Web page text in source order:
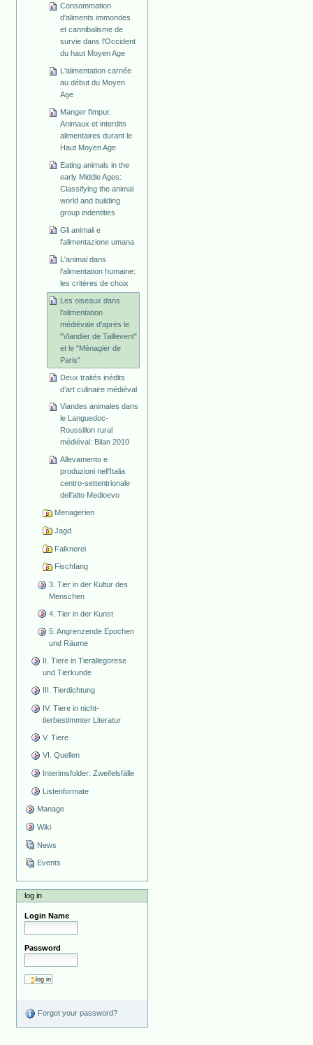
Consommation
d'aliments immondes
et cannibalisme de
survie dans l'Occident
du haut Moyen Age
L'alimentation carnée
au début du Moyen
Age
Manger l'impur.
Animaux et interdits
alimentaires durant le
Haut Moyen Age
Eating animals in the
early Middle Ages:
Classifying the animal
world and building
group indentities
Gli animali e
l'alimentazione umana
L'animal dans
l'alimentation humaine:
les critères de choix
Les oiseaux dans
l'alimentation
médiévale d'après le
"Viandier de Taillevent"
et le "Ménagier de
Paris"
Deux traités inédits
d’art culinaire médiéval
Viandes animales dans
le Languedoc-
Roussillon rural
médiéval: Bilan 2010
Allevamento e
produzioni nell'Italia
centro-settentrionale
dell'alto Medioevo
Menagerien
Jagd
Falknerei
Fischfang
3. Tier in der Kultur des
Menschen
4. Tier in der Kunst
5. Angrenzende Epochen
und Räume
II. Tiere in Tierallegorese
und Tierkunde
III. Tierdichtung
IV. Tiere in nicht-
tierbestimmter Literatur
V. Tiere
VI. Quellen
Interimsfolder: Zweifelsfälle
Listenformate
Manage
Wiki
News
Events
log in
Login Name
Password
Forgot your password?